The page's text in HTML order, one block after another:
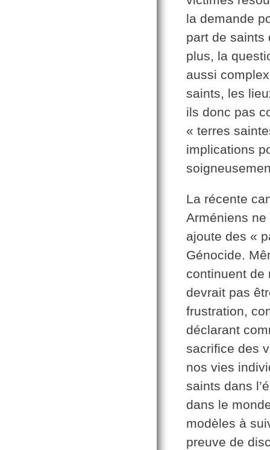
la demande
part de saints
plus, la
aussi
saints, les
ils donc pas
« terres
implications
La récente
Arméniens ne
ajoute des «
Génocide.
continuent de
devrait pas
frustration,
déclarant
sacrifice des
nos vies
saints dans
dans le
modèles à
preuve de